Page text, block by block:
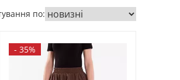
по:
- 35%